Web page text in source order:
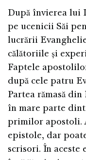
După învierea lui
pe ucenicii Săi
lucrării
călătoriile și
Faptele
după cele patru
Partea rămasă
în mare parte
primilor apostoli.
epistole, dar
scrisori. În aceste